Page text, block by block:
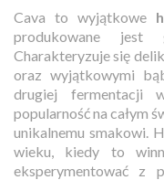
Cava to wyjątkowe
produkowane jest
Charakteryzuje się
oraz wyjątkowymi
drugiej fermentacji
popularność na całym
unikalnemu smakowi.
wieku, kiedy to
eksperymentować z